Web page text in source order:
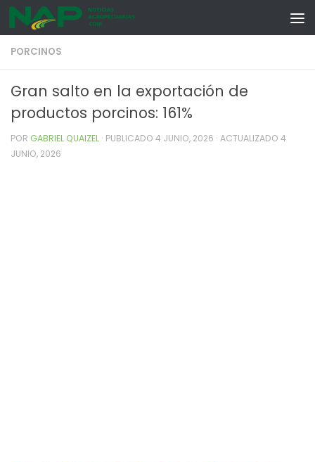
Skip to content
PORCINOS
Gran salto en la exportación de
productos porcinos: 161%
POR GABRIEL QUAIZEL · PUBLICADO 4 JUNIO, 2026 · ACTUALIZADO 4
JUNIO, 2026